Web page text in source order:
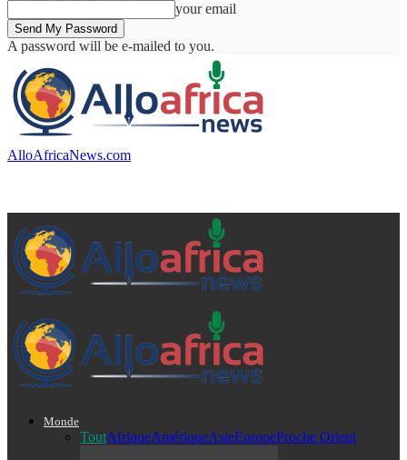
your email
A password will be e-mailed to you.
AlloAfricaNews.com
Monde
ToutAfriqueAmériqueAsieEuropeProche Orient